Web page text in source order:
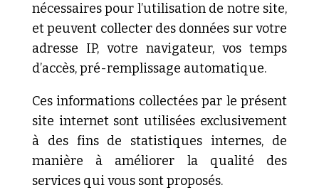
nécessaires pour l’utilisation de notre site,
et peuvent collecter des données sur votre
adresse IP, votre navigateur, vos temps
d’accès, pré-remplissage automatique.
Ces informations collectées par le présent
site internet sont utilisées exclusivement
à des fins de statistiques internes, de
manière à améliorer la qualité des
services qui vous sont proposés.